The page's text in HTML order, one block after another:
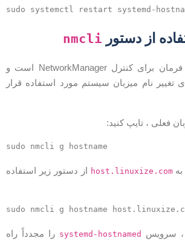
sudo systemctl restart systemd-
nmcli
یک ابزار خط فرمان برای کنترل NetworkManager است و
نام میزبان سیستم مورد استفاده قرار
فعلی ، تایپ کنید:
sudo nmcli g hostname
host.linuxize.comاز دستور زیر استفاده
sudo nmcli g hostname
سرویس systemd-hostnamedرا مجدداً راه